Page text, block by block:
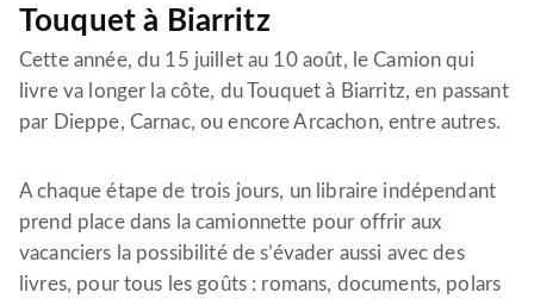
Touquet à Biarritz
Cette année, du 15 juillet au 10 août, le Camion qui
livre va longer la côte, du Touquet à Biarritz, en passant
par Dieppe, Carnac, ou encore Arcachon, entre autres.
A chaque étape de trois jours, un libraire indépendant
prend place dans la camionnette pour offrir aux
vacanciers la possibilité de s’évader aussi avec des
livres, pour tous les goûts : romans, documents, polars